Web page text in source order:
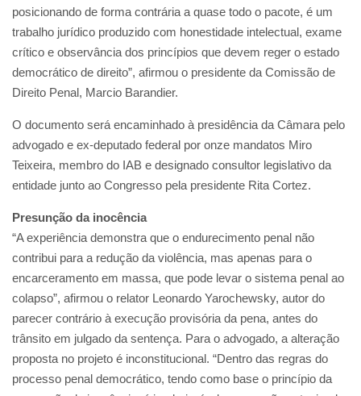
posicionando de forma contrária a quase todo o pacote, é um
trabalho jurídico produzido com honestidade intelectual, exame
crítico e observância dos princípios que devem reger o estado
democrático de direito”, afirmou o presidente da Comissão de
Direito Penal, Marcio Barandier.
O documento será encaminhado à presidência da Câmara pelo
advogado e ex-deputado federal por onze mandatos Miro
Teixeira, membro do IAB e designado consultor legislativo da
entidade junto ao Congresso pela presidente Rita Cortez.
Presunção da inocência
“A experiência demonstra que o endurecimento penal não
contribui para a redução da violência, mas apenas para o
encarceramento em massa, que pode levar o sistema penal ao
colapso”, afirmou o relator Leonardo Yarochewsky, autor do
parecer contrário à execução provisória da pena, antes do
trânsito em julgado da sentença. Para o advogado, a alteração
proposta no projeto é inconstitucional. “Dentro das regras do
processo penal democrático, tendo como base o princípio da